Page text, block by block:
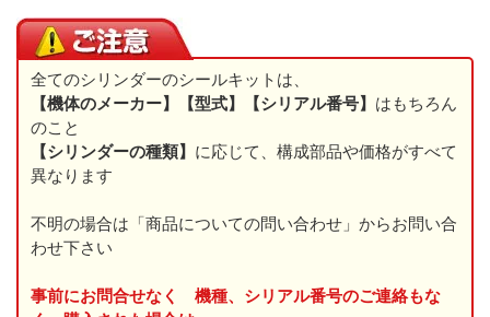
全てのシリンダーのシールキットは、
【機体のメーカー】【型式】【シリアル番号】 はもちろん
のこと
【シリンダーの種類】 に応じて、構成部品や価格がすべて
異なります
不明の場合は「商品についての問い合わせ」からお問い合
わせ下さい
事前にお問合せなく 機種、シリアル番号のご連絡もな